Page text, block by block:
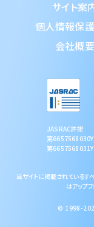
サイト案
個人情報保
会社概要
JASRAC許諾
第
第
当サイトに掲載されているす
はアップ
© 1998-